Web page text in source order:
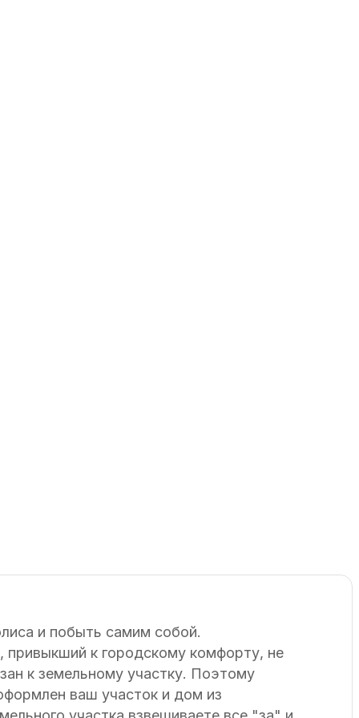
и побыть самим собой.
привыкший к городскому комфорту, не
к земельному участку. Поэтому
ваш участок и дом из